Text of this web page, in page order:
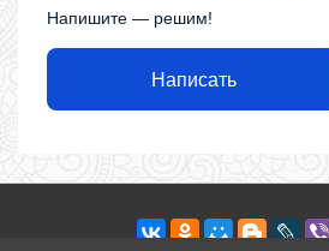
Напишите — решим!
Написать